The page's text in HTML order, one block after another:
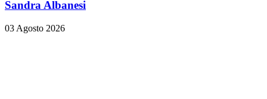
Sandra Albanesi
03 Agosto 2026